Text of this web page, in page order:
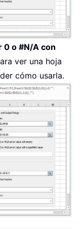
0 o #N/A con
ver una hoja
cómo usarla.